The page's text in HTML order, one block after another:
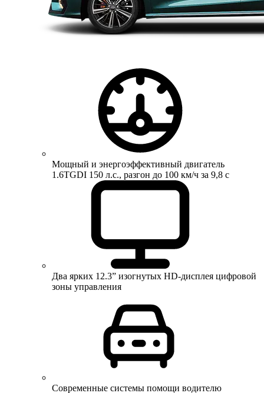
Мощный и энергоэффективный двигатель
1.6TGDI 150 л.с., разгон до 100 км/ч за 9,8 с
Два ярких 12.3” изогнутых HD-дисплея цифровой
зоны управления
Современные системы помощи водителю